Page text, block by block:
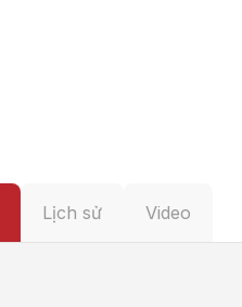
Lịch sử Video